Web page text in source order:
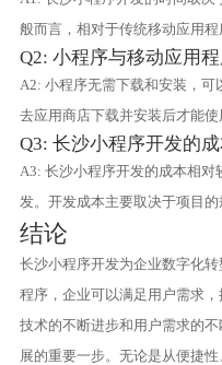
般而言，相对于传统移动应用程
Q2: 小程序与移动应用
A2: 小程序无需下载和安装，
去应用商店下载并安装后才能使
Q3: 长沙小程序开发的
A3: 长沙小程序开发的成本相
发。开发成本主要取决于项目的
结论
长沙小程序开发为企业数字化
程序，企业可以满足用户需求
技术的不断进步和用户需求的
展的重要一步。无论是从便捷